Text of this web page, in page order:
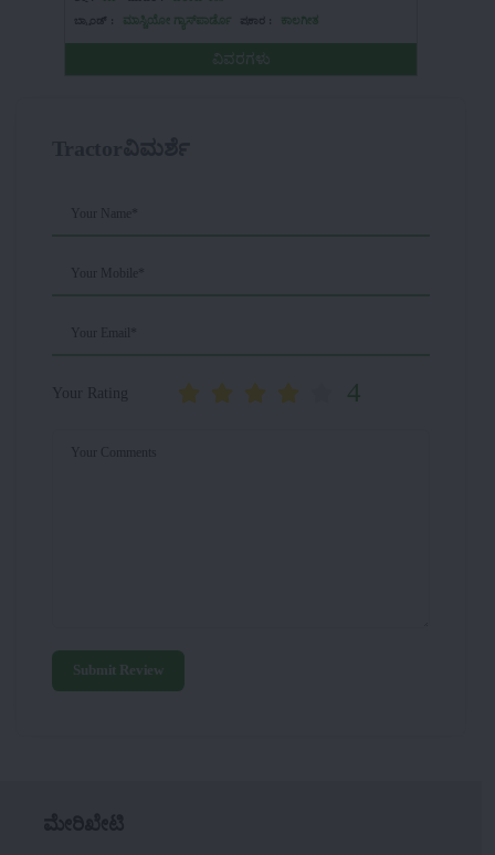
ಬ್ರ್ಯಾಂಡ್ :
ಮಾಸ್ಚಿಯೋ ಗ್ಯಾಸ್‌ಪಾರ್ಡೊ ಪ್ರಕಾರ : ಕಾಲಗೀತ
ವಿವರಗಳು
Your Name*
Your Mobile*
Your Email*
Your Rating 4
Your Comments
Submit Review